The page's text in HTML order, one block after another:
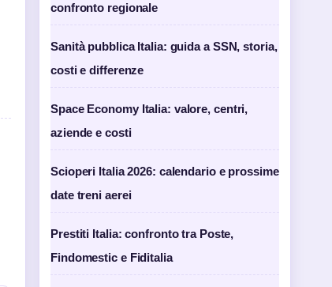
confronto regionale
Sanità pubblica Italia: guida a SSN, storia,
costi e differenze
Space Economy Italia: valore, centri,
aziende e costi
Scioperi Italia 2026: calendario e prossime
date treni aerei
Prestiti Italia: confronto tra Poste,
Findomestic e Fiditalia